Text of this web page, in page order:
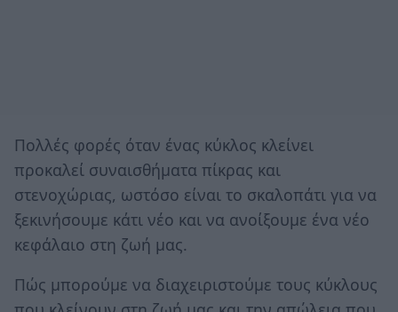
Πολλές φορές όταν ένας κύκλος κλείνει
προκαλεί συναισθήματα πίκρας και
στενοχώριας, ωστόσο είναι το σκαλοπάτι για να
ξεκινήσουμε κάτι νέο και να ανοίξουμε ένα νέο
κεφάλαιο στη ζωή μας.
Πώς μπορούμε να διαχειριστούμε τους κύκλους